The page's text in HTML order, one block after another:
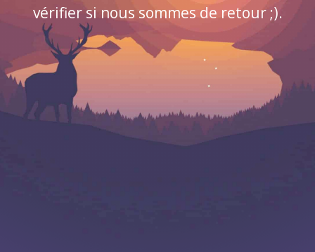
vérifier si nous sommes de retour ;).